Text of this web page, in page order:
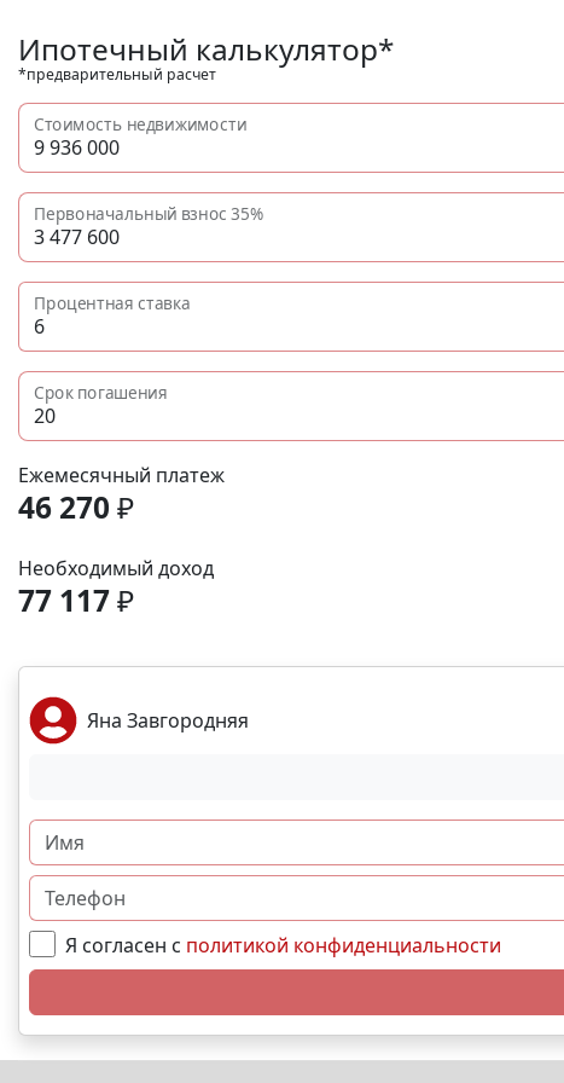
Ипотечный калькулятор*
*предварительный расчет
Стоимость недвижимости
Первоначальный взнос35%
Процентная ставка
Срок погашения
Ежемесячный платеж
46 270 ₽
Необходимый доход
77 117₽
Яна Завгородняя
Я согласен с политикой конфиденциальности